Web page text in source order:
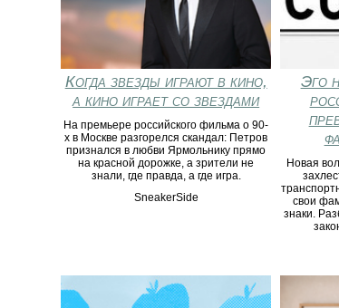
Когда звезды играют в кино,
а кино играет со звездами
На премьере российского фильма о 90-
х в Москве разгорелся скандал: Петров
признался в любви Ярмольнику прямо
на красной дорожке, а зрители не
знали, где правда, а где игра.
SneakerSide
Эго
Новая
свои
знаки.